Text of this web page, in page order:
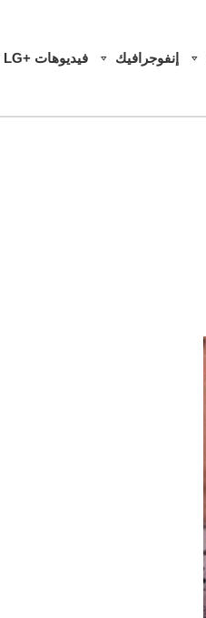
إنفوجرافيك فيديوهات +LG